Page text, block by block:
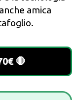
amica
🛑